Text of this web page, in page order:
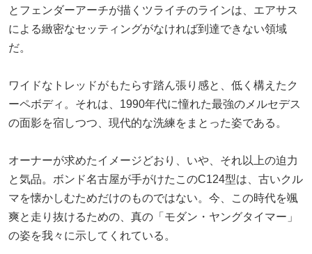
とフェンダーアーチが描くツライチのラインは、エアサス
による緻密なセッティングがなければ到達できない領域
だ。
ワイドなトレッドがもたらす踏ん張り感と、低く構えたク
ーペボディ。それは、1990年代に憧れた最強のメルセデス
の面影を宿しつつ、現代的な洗練をまとった姿である。
オーナーが求めたイメージどおり、いや、それ以上の迫力
と気品。ボンド名古屋が手がけたこのC124型は、古いクル
マを懐かしむためだけのものではない。今、この時代を颯
爽と走り抜けるための、真の「モダン・ヤングタイマー」
の姿を我々に示してくれている。